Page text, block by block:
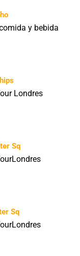
y bebida
Londres
Sq
Sq